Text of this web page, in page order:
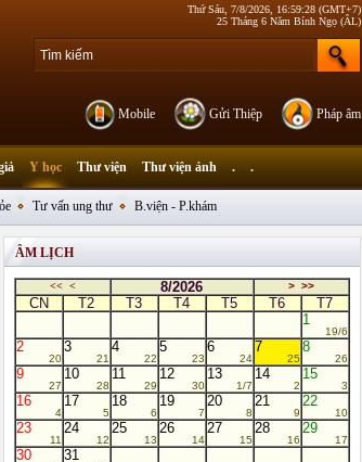
Thứ Sáu, 7/8/2026, 16:59:28 (GMT+7)
25 Tháng 6 Năm Bính Ngọ (ÂL)
Pháp âm
Gửi Thiệp
Mobile
Y học
Tư vấn ung thư B.viện - P.khám
Thư viện Thư viện ảnh . .
ÂM LỊCH
<< < 8/2026 > >>
CN T2 T3 T4 T5 T6
T7
1
19/6
2
20
3
21
4
22
5
23
6
24
7
25
8
26
9
27
10
28
11
29
12
30
13
1/7
14
2
15
3
16
4
17
5
18
6
19
7
20
8
21
9
22
10
23
11
24
12
25
13
26
14
27
15
28
16
29
17
30 31